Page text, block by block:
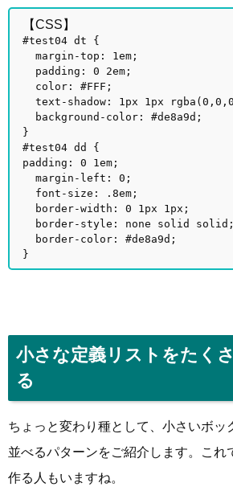
【CSS】
#test04 dt {
margin-top: 1em;
padding: 0 2em;
color: #FFF;
text-shadow: 1px 1px
background-color: #de8a9d;
}
#test04 dd {
padding: 0 1em;
margin-left: 0;
font-size: .8em;
border-width: 0 1px 1px;
border-style: none solid solid;
border-color: #de8a9d;
}
小さな定義リストをたく
る
ちょっと変わり種として、小さいボッ
並べるパターンをご紹介します。これ
作る人もいますね。